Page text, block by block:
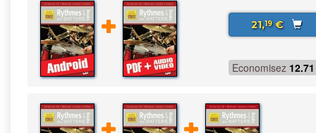
21,19€
Economisez 12.71